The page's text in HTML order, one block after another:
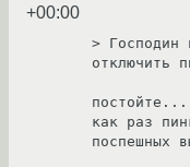
+00:00
> Господин
отключить
как раз
поспешных